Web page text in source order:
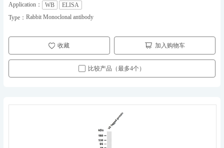
Application：
WB
ELISA
Type： Rabbit Monoclonal antibody
收藏 加入购物车
比较产品（最多4个）